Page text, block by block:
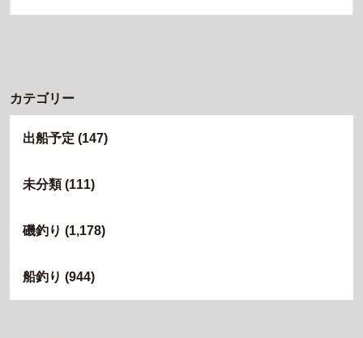
カテゴリー
出船予定 (147)
未分類(111)
磯釣り (1,178)
船釣り (944)